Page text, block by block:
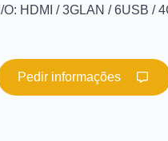
I/O: HDMI / 3GLAN / 6USB /
Pedir informações